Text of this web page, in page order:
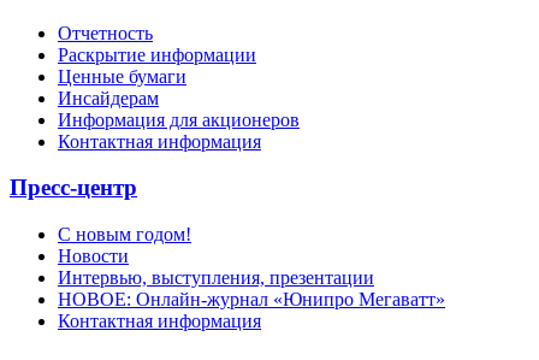
Отчетность
Раскрытие информации
Ценные бумаги
Инсайдерам
Информация для акционеров
Контактная информация
Пресс-центр
С новым годом!
Новости
Интервью, выступления, презентации
НОВОЕ: Онлайн-журнал «Юнипро Мегаватт»
Контактная информация